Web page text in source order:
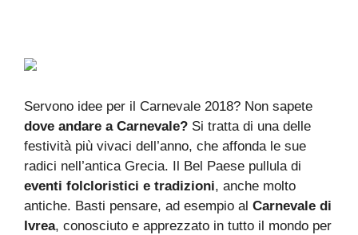
Servono idee per il Carnevale 2018? Non sapete
dove andare a Carnevale? Si tratta di una delle
festività più vivaci dell’anno, che affonda le sue
radici nell’antica Grecia. Il Bel Paese pullula di
eventi folcloristici e tradizioni, anche molto
antiche. Basti pensare, ad esempio al Carnevale di
Ivrea, conosciuto e apprezzato in tutto il mondo per